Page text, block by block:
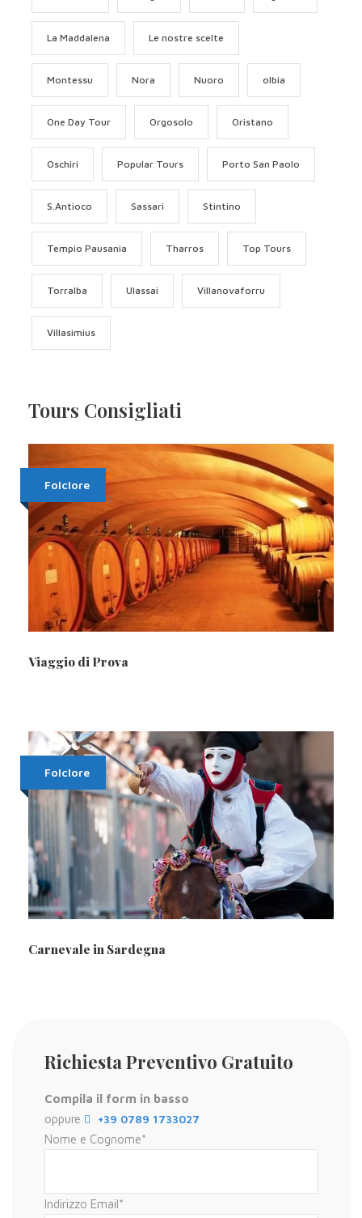
La Maddalena Le nostre scelte
Montessu Nora Nuoro olbia
One Day Tour Orgosolo Oristano
Oschiri Popular Tours Porto San Paolo
S.Antioco Sassari Stintino
Tempio Pausania Tharros Top Tours
Torralba Ulassai Villanovaforru
Villasimius
Tours Consigliati
Folclore
Viaggio di Prova
Folclore
Carnevale in Sardegna
Richiesta Preventivo Gratuito
Compila il form in basso
oppure
+39 0789 1733027
Nome e Cognome*
Indirizzo Email*